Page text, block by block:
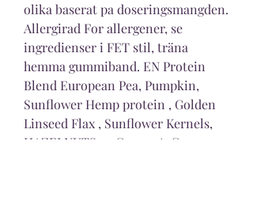
olika baserat pa doseringsmangden.
Allergirad For allergener, se
ingredienser i FET stil, träna
hemma gummiband. EN Protein
Blend European Pea, Pumpkin,
Sunflower Hemp protein , Golden
Linseed Flax , Sunflower Kernels,
HAZELNUTS 9 , Coconut, Cocoa 4 ,